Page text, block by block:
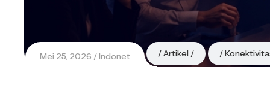
Mei 25, 2026 Indonet Artikel